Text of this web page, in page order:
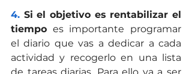
4. Si el objetivo es rentabilizar el
tiempo es importante programar
el diario que vas a dedicar a cada
actividad y recogerlo en una lista